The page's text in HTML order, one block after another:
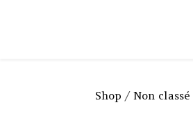
Shop / Non classé